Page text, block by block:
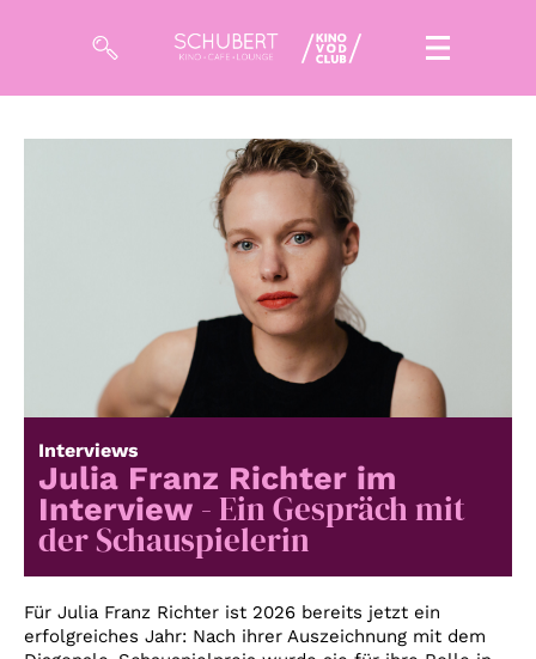
Magazin
Kuratierungen
So geht’s
Filmpakete
Gutscheine
& Filmpässe
Account
Interviews
Julia Franz Richter im
Interview - Ein Gespräch mit
der Schauspielerin
Für Julia Franz Richter ist 2026 bereits jetzt ein
erfolgreiches Jahr: Nach ihrer Auszeichnung mit dem